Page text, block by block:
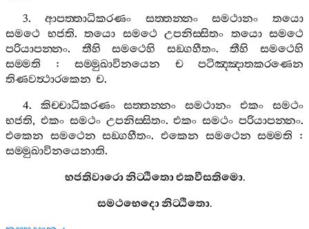
3.ආපත‍්තාධිකරණං සත‍්තන‍්නං සමථානං
තයො
සමථෙ භජති. තයො සමථෙ උපනිස‍්සිතං තයො සමථෙ
පරියාපන‍්නං. තීහි සමථෙහි සඞ‍්ගහීතං.තීහි
සමථෙහි
සම‍්මති : සම‍්මුඛාවිනයෙන ච
පටිඤ‍්ඤාතකරණෙන
තිණවත්‍ථාරකෙන ච.
4. කිච‍්චාධිකරණං සත‍්තන‍්නං සමථානං එකං
සමථං
භජති, එකං සමථං උපනිස‍්සිතං.එකං සමථං පරියාපන‍්නං.
එකෙන සමථෙන සඞ‍්ගහීතං.එකෙන සමථෙන සම‍්මති :
සම‍්මුඛාවිනයෙනාති.
භජතිවාරොනිට‍්ඨිතොඑකවීසතිමො.
සමථභෙදොනිට‍්ඨිතො.